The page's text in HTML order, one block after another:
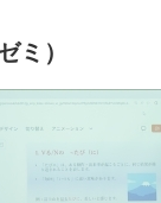
ミ）